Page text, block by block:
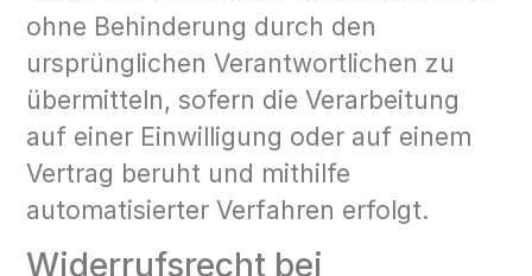
ohne Behinderung durch den
ursprünglichen Verantwortlichen zu
übermitteln, sofern die Verarbeitung
auf einer Einwilligung oder auf einem
Vertrag beruht und mithilfe
automatisierter Verfahren erfolgt.
Widerrufsrecht bei